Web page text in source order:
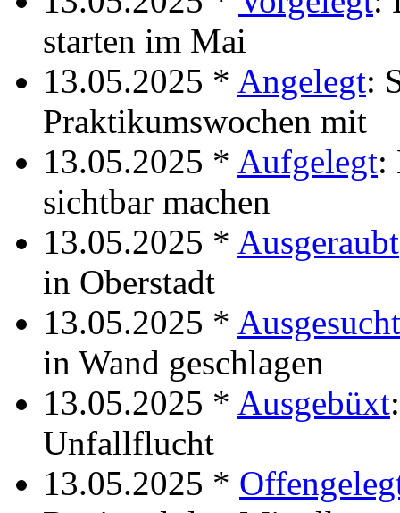
starten im Mai
13.05.2025 * Angelegt:
Praktikumswochen mit
13.05.2025 * Aufgelegt:
sichtbar machen
13.05.2025 * Ausgeraubt
in Oberstadt
13.05.2025 * Ausgesucht
in Wand geschlagen
13.05.2025 * Ausgebüxt
Unfallflucht
13.05.2025 *